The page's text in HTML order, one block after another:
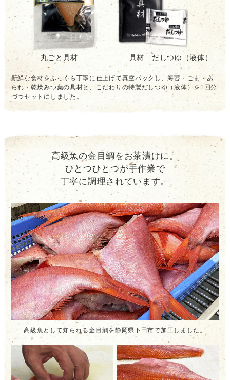
丸ごと具材 具材 だしつゆ（液体）
新鮮な食材をふっくら丁寧に仕上げて真空パックし、海苔・ごま・あ
られ・乾燥みつ葉の具材と、こだわりの特製だしつゆ（液体）を1回分
づつセットにしました。
高級魚の金目鯛をお茶漬けに。
ひとつひとつが手作業で
丁寧に調理されています。
高級魚として知られる金目鯛を静岡県下田市で加工しました。